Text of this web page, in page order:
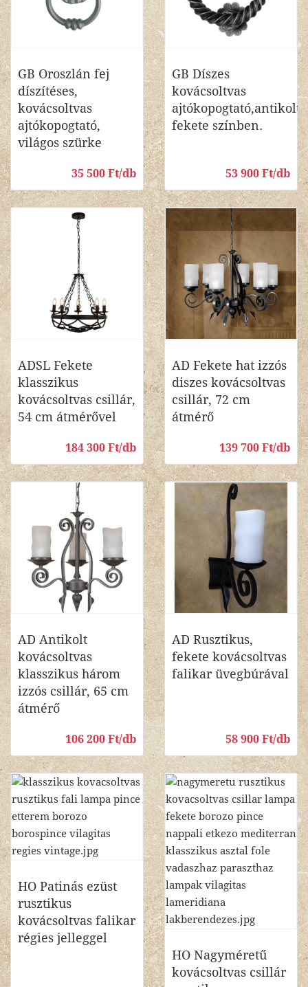
GB Oroszlán fej
díszítéses,
kovácsoltvas
ajtókopogtató,
világos szürke
35 500 Ft/db
GB Díszes
kovácsoltvas
ajtókopogtató,antikolt
fekete színben.
53 900 Ft/db
ADSL Fekete
klasszikus
kovácsoltvas csillár,
54 cm átmérővel
184 300 Ft/db
AD Fekete hat izzós
diszes kovácsoltvas
csillár, 72 cm
átmérő
139 700 Ft/db
AD Antikolt
kovácsoltvas
klasszikus három
izzós csillár, 65 cm
átmérő
106 200 Ft/db
AD Rusztikus,
fekete kovácsoltvas
falikar üvegbúrával
58 900 Ft/db
HO Patinás ezüst
rusztikus
kovácsoltvas falikar
régies jelleggel
HO Nagyméretű
kovácsoltvas csillár